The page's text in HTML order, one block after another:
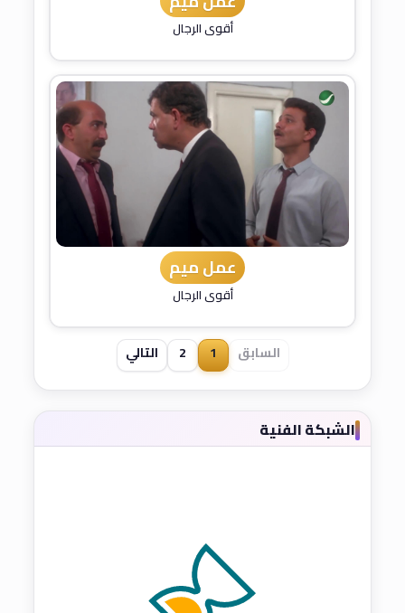
أقوى الرجال
عمل ميم
أقوى الرجال
السابق 1
2 التالي
الشبكة الفنية